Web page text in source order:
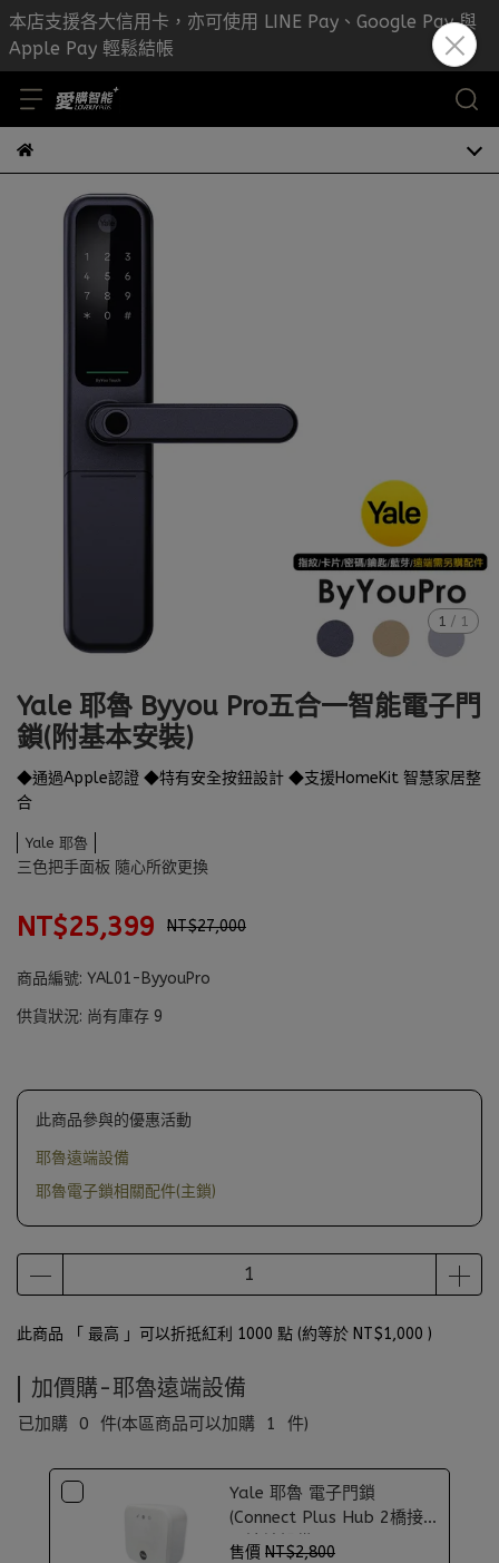
本店支援各大信用卡，亦可使用 LINE Pay、Google Pay 與
Apple Pay 輕鬆結帳
1 / 1
Yale 耶魯 Byyou Pro五合一智能電子門
鎖(附基本安裝)
◆通過Apple認證 ◆特有安全按鈕設計 ◆支援HomeKit 智慧家居整
合
Yale 耶魯
三色把手面板 隨心所欲更換
NT$25,399 NT$27,000
商品編號: YAL01-ByyouPro
供貨狀況: 尚有庫存 9
此商品參與的優惠活動
耶魯遠端設備
耶魯電子鎖相關配件(主鎖)
此商品 「 最高 」可以折抵紅利 1000 點 (約等於 NT$1,000 )
加價購-耶魯遠端設備
已加購 0 件(本區商品可以加購 1 件)
Yale 耶魯 電子門鎖
(Connect Plus Hub 2橋接
器遠端設備)
售價 NT$2,800